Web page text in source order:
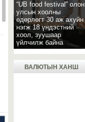
“UB food festival” олон
улсын хоолны
өдөрлөгт 30 аж ахуйн
нэгж 18 үндэстний
хоол, зуушаар
үйлчилж байна
ВАЛЮТЫН ХАНШ